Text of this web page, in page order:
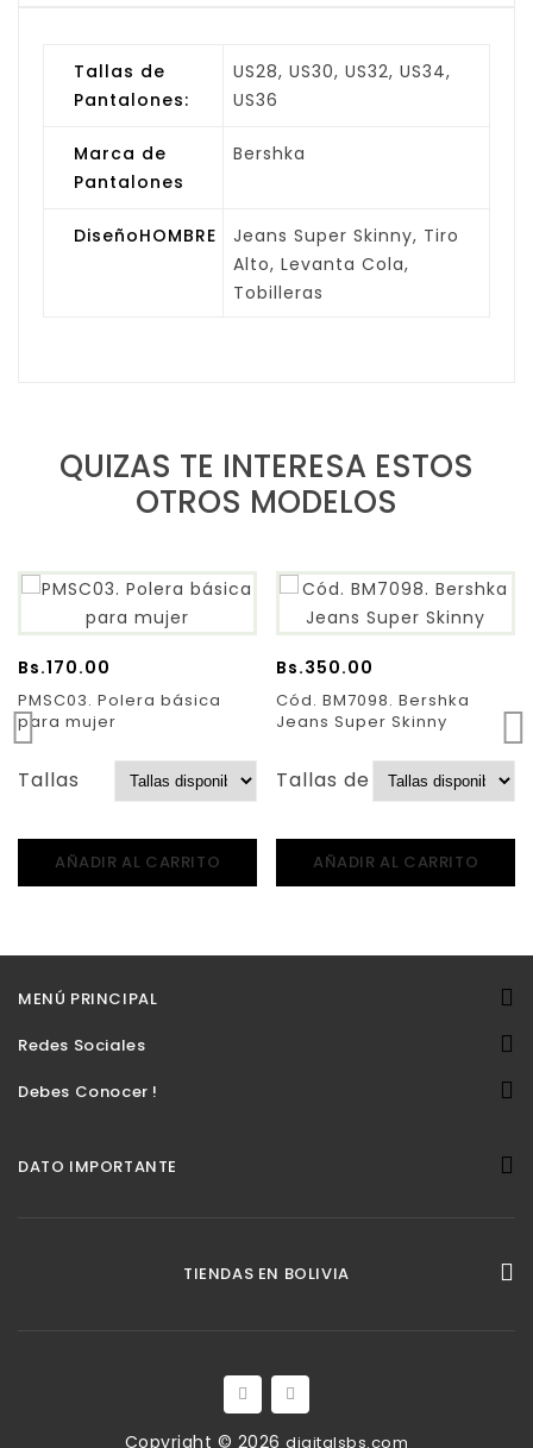
Tallas de
Pantalones:
US28, US30, US32, US34,
US36
Marca de
Pantalones
Bershka
DiseñoHOMBRE
Jeans Super Skinny, Tiro
Alto, Levanta Cola,
Tobilleras
QUIZAS TE INTERESA ESTOS
OTROS MODELOS
Bs.170.00
PMSC03. Polera básica
para mujer
Tallas
AÑADIR AL CARRITO
Bs.350.00
Cód. BM7098. Bershka
Jeans Super Skinny
Tallas de Pantalones:
AÑADIR AL CARRITO
MENÚ PRINCIPAL
Redes Sociales
Debes Conocer !
DATO IMPORTANTE
TIENDAS EN BOLIVIA
Copyright © 2026digitalsbs.com